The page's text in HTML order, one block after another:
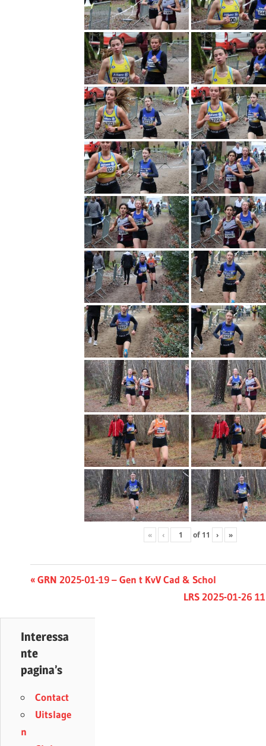
« ‹ of 11 › »
Berichtnavigatie
Previous
GRN 2025-01-19 – Gen t KvV Cad & Schol
Next
LRS 2025-01-26
Interessa
nte
pagina’s
Contact
Uitslage
n